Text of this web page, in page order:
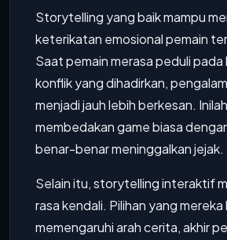
Storytelling yang baik mampu
keterikatan emosional pemain
Saat pemain merasa peduli
konflik yang dihadirkan,
menjadi jauh lebih berkesan.
membedakan game biasa
benar-benar meninggalkan jejak.
Selain itu, storytelling interaktif
rasa kendali. Pilihan yang
memengaruhi arah cerita, akhir